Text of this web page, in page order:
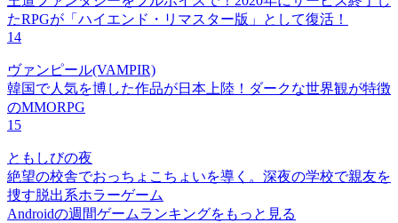
たRPGが「ハイエンド・リマスター版」として復活！
14
ヴァンピール(VAMPIR)
韓国で人気を博した作品が日本上陸！ダークな世界観が特徴
のMMORPG
15
ともしびの夜
絶望の校舎でおっちょこちょいを導く。深夜の学校で親友を
捜す脱出系ホラーゲーム
Androidの週間ゲームランキングをもっと見る